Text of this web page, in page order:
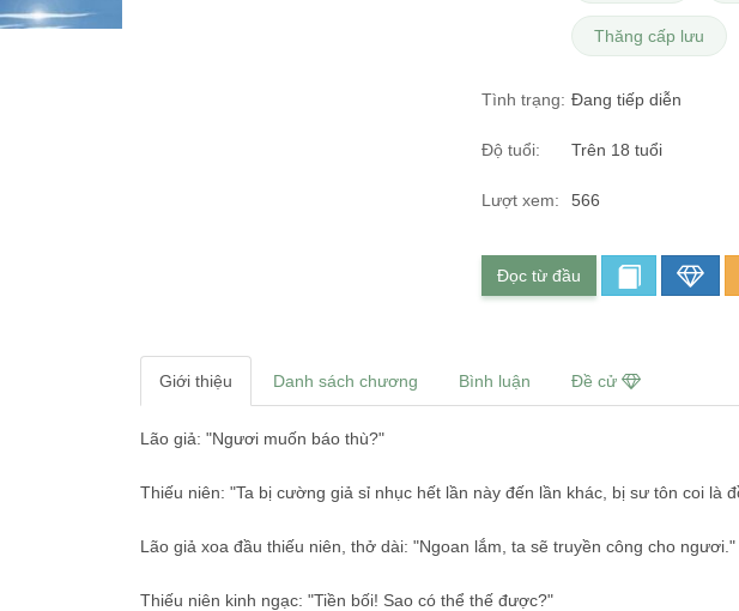
Thăng cấp lưu
Tình trạng: Đang tiếp diễn
Độ tuổi: Trên 18 tuổi
Lượt xem: 566
Đọc từ đầu
Giới thiệu Danh sách chương Bình luận Đề cử
Lão giả: "Ngươi muốn báo thù?"
Thiếu niên: "Ta bị cường giả sỉ nhục hết lần này đến lần khác, bị sư tôn coi là
Lão giả xoa đầu thiếu niên, thở dài: "Ngoan lắm, ta sẽ truyền công cho ngươi."
Thiếu niên kinh ngạc: "Tiền bối! Sao có thể thế được?"